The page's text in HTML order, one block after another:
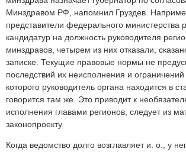
Минздравом РФ, напомнил Груздев.
представители федерального министерства
кандидатур на должность руководителя
минздравов, четырем из них отказали,
записке. Текущие правовые нормы не
последствий их неисполнения и
которого руководитель органа находится в
говорится там же. Это приводит к
исполнения главами регионов, следует из
законопроекту.
Когда ведомство долго возглавляет и. о., у